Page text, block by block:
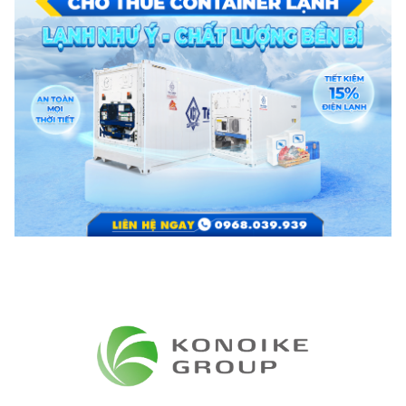
Đặc tính của container lạnh
Cấu tạo Container lạnh
Vỏ thùng container:
Thường làm từ thép Corten hoặc thép
không gỉ, có khả năng chịu lực, chịu nhiệt và chống ẩm tốt.
container gồm ba lớp: lớp ngoài bằng thép hoặc nhôm, lớp
nén và thiết bị ngưng tụ
. Máy lạnh thường được chọn từ các
thương hiệu nổi tiếng như Thermoking, Daikin, Mitsubishi. Hệ
thống làm lạnh hoạt động theo chu trình tuần hoàn, làm lạnh